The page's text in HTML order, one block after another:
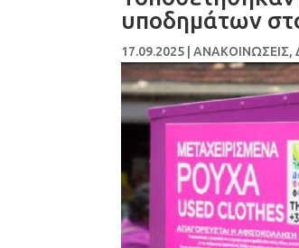
υποδημάτων
17.09.2025 |ΑΝΑΚΟΙΝΩΣΕΙΣ,